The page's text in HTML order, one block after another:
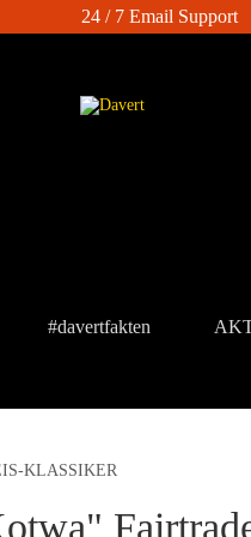
24 / 7 Email Support
#davertfakten
KLASSIKER